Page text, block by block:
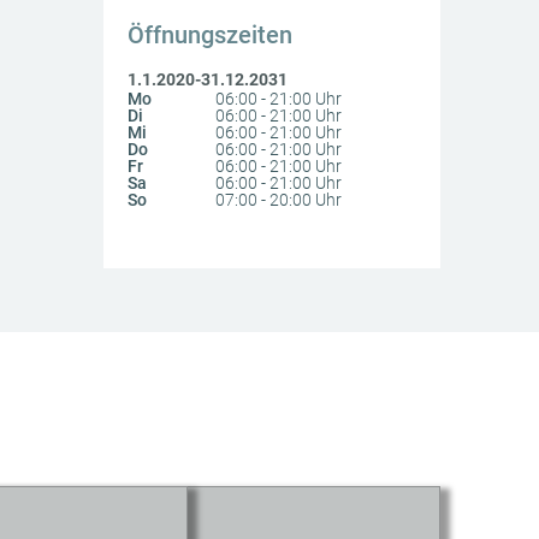
Öffnungszeiten
1.1.2020-31.12.2031
Mo
06:00 - 21:00 Uhr
Di
06:00 - 21:00 Uhr
Mi
06:00 - 21:00 Uhr
Do
06:00 - 21:00 Uhr
Fr
06:00 - 21:00 Uhr
Sa
06:00 - 21:00 Uhr
So
07:00 - 20:00 Uhr